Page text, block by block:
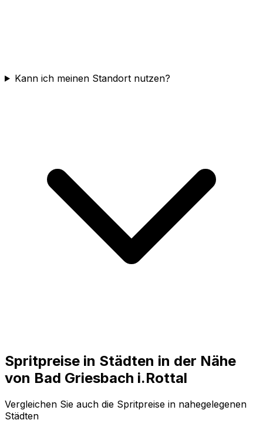
Kann ich meinen Standort nutzen?
Spritpreise in Städten in der Nähe
von Bad Griesbach i.Rottal
Vergleichen Sie auch die Spritpreise in nahegelegenen
Städten